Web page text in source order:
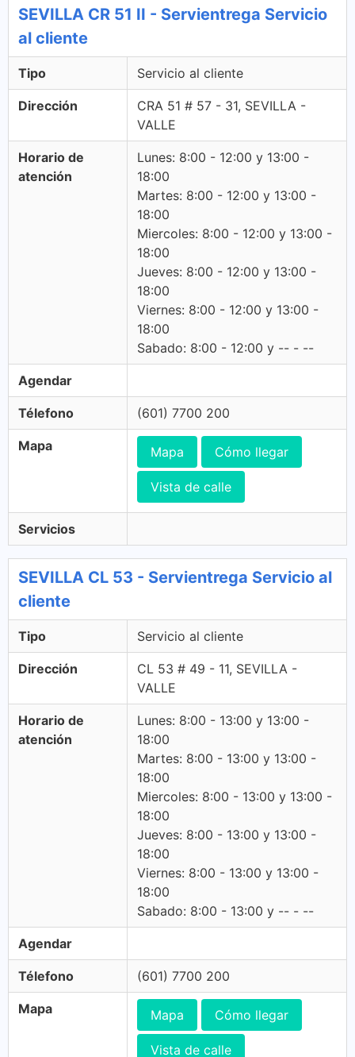
SEVILLA CR 51 II - Servientrega Servicio
al cliente
Tipo Servicio al cliente
Dirección
CRA 51 # 57 - 31, SEVILLA -
VALLE
Horario de
atención
Lunes: 8:00 - 12:00 y 13:00 -
18:00
Martes: 8:00 - 12:00 y 13:00 -
18:00
Miercoles: 8:00 - 12:00 y 13:00 -
18:00
Jueves: 8:00 - 12:00 y 13:00 -
18:00
Viernes: 8:00 - 12:00 y 13:00 -
18:00
Sabado: 8:00 - 12:00 y -- - --
Agendar
Télefono (601) 7700 200
Mapa Mapa Cómo llegar
Vista de calle
Servicios
SEVILLA CL 53 - Servientrega Servicio al
cliente
Tipo Servicio al cliente
Dirección
CL 53 # 49 - 11, SEVILLA -
VALLE
Horario de
atención
Lunes: 8:00 - 13:00 y 13:00 -
18:00
Martes: 8:00 - 13:00 y 13:00 -
18:00
Miercoles: 8:00 - 13:00 y 13:00 -
18:00
Jueves: 8:00 - 13:00 y 13:00 -
18:00
Viernes: 8:00 - 13:00 y 13:00 -
18:00
Sabado: 8:00 - 13:00 y -- - --
Agendar
Télefono (601) 7700 200
Mapa Mapa Cómo llegar
Vista de calle